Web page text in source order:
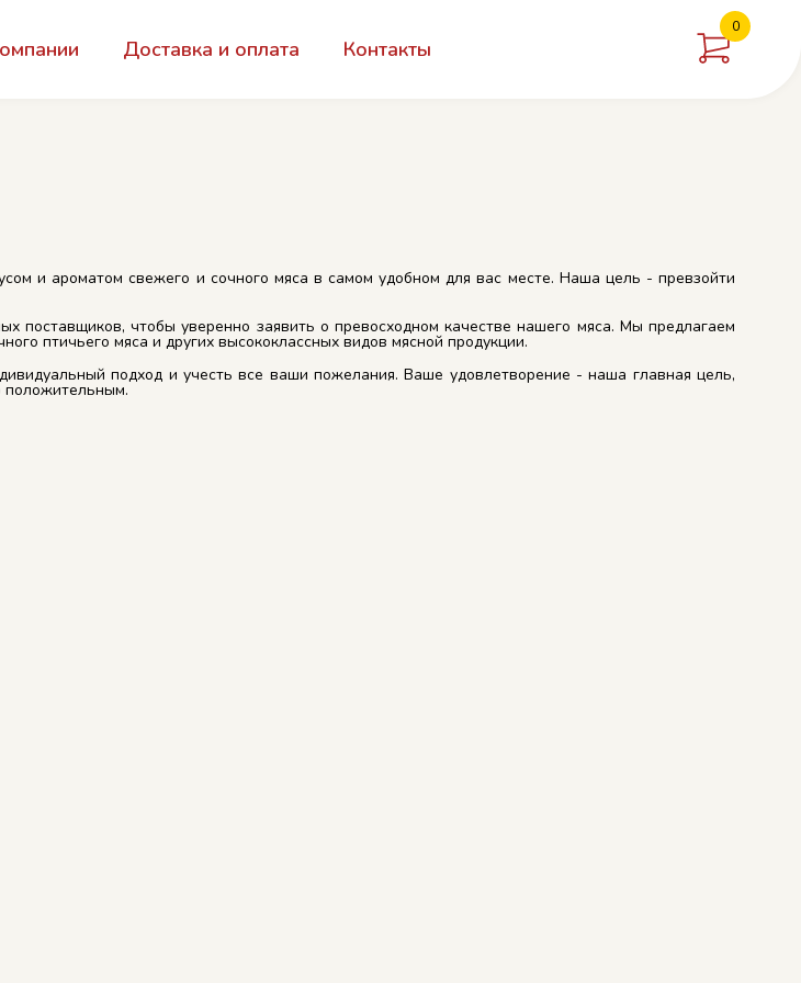
Доставка и оплата Контакты
0
и ароматом свежего и сочного мяса в самом удобном для вас месте. Наша цель - превзойти
чтобы уверенно заявить о превосходном качестве нашего мяса. Мы предлагаем
птичьего мяса и других высококлассных видов мясной продукции.
подход и учесть все ваши пожелания. Ваше удовлетворение - наша главная цель,
положительным.